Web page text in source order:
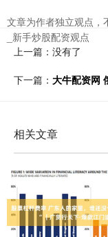
文章为作者独立观点，
_新手炒股配资观点
上一篇：没有了
下一篇： 大牛配资网
相关文章